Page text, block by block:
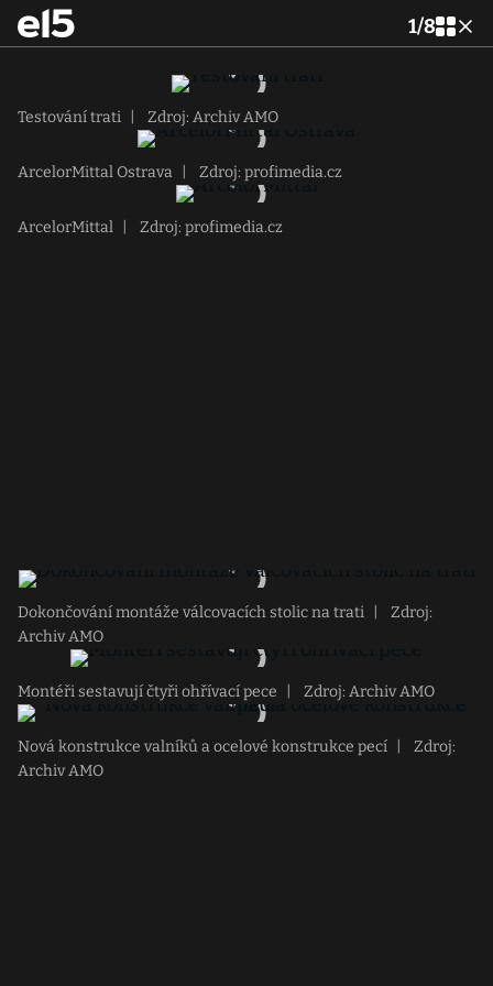
1/8
Testování trati Zdroj: Archiv AMO
ArcelorMittal Ostrava Zdroj: profimedia.cz
ArcelorMittal Zdroj: profimedia.cz
Dokončování montáže válcovacích stolic na trati
Zdroj:
Archiv AMO
Montéři sestavují čtyři ohřívací pece Zdroj: Archiv AMO
Nová konstrukce valníků a ocelové konstrukce pecí
Zdroj:
Archiv AMO